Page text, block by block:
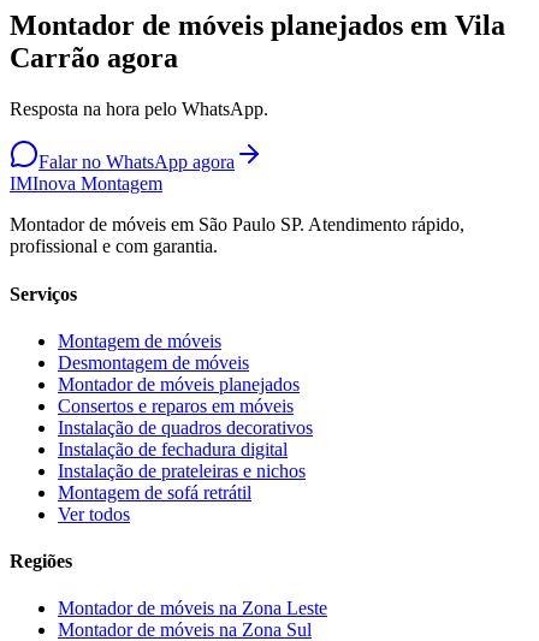
Montador de móveis planejados em Vila
Carrão agora
Resposta na hora pelo WhatsApp.
Falar no WhatsApp agora
IMInova Montagem
Montador de móveis em São Paulo SP. Atendimento rápido,
profissional e com garantia.
Serviços
Montagem de móveis
Desmontagem de móveis
Montador de móveis planejados
Consertos e reparos em móveis
Instalação de quadros decorativos
Instalação de fechadura digital
Instalação de prateleiras e nichos
Montagem de sofá retrátil
Ver todos
Regiões
Montador de móveis na Zona Leste
Montador de móveis na Zona Sul